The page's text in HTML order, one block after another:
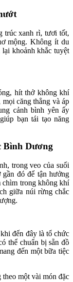
trúc xanh rì, tươi tốt,
mộng. Không ít du
khoảnh khắc tuyệt
hít thở không khí
căng thẳng và áp
cảnh bình yên ấy
bạn tái tạo năng
Bình Dương
trong veo của suối
đó để tận hưởng
chìm trong không khí
giữa núi rừng chắc
đến đây là tổ chức
thể chuẩn bị sẵn đồ
đến một bữa tiệc
một vài món đặc